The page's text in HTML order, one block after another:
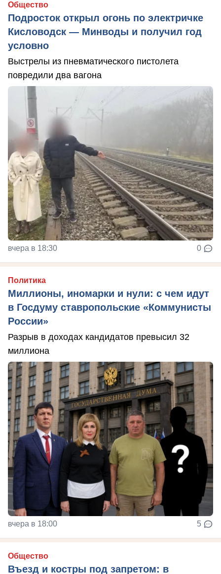
Общество
Подросток открыл огонь по электричке
Кисловодск — Минводы и получил год
условно
Выстрелы из пневматического пистолета
повредили два вагона
вчера в 18:30 0
Политика
Миллионы, иномарки и нули: с чем идут
в Госдуму ставропольские «Коммунисты
России»
Разрыв в доходах кандидатов превысил 32
миллиона
вчера в 18:00 5
Общество
Въезд и костры под запретом: в